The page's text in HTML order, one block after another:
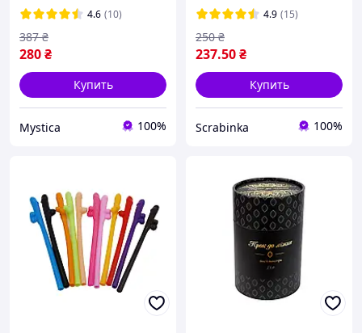
4.6 (10)
280₴
387 ₴
Купить
Mystica 100%
4.9 (15)
237.50₴
250 ₴
Купить
Scrabinka 100%